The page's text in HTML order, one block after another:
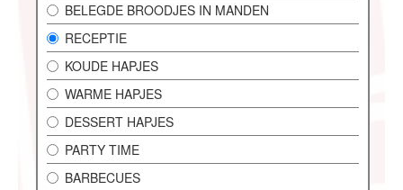
Contact
BELEGDE BROODJES IN MANDEN
RECEPTIE
KOUDE HAPJES
WARME HAPJES
DESSERT HAPJES
PARTY TIME
BARBECUES